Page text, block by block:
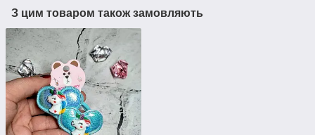
З цим товаром також замовляють